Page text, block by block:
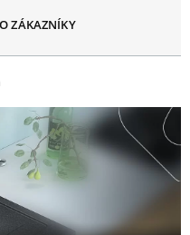
ZÁKAZNÍKY